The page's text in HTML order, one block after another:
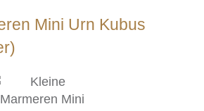
Mini Urn Kubus